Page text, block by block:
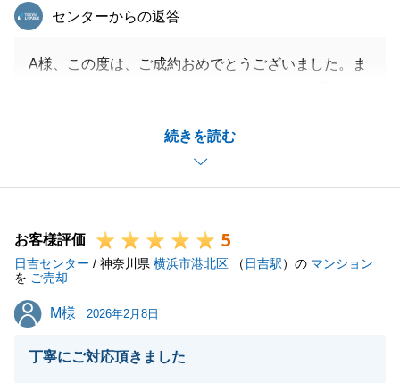
閉じる
続きを読む
東急リバブル
センターからの返答
A様、この度は、ご成約おめでとうございました。ま
販売活動の途中で担当者が私になったことで、A様に
は当時不安を抱えさせてしまったかもしれませんが、
こうして契約から決済までお手伝いできたこと大変光
今後も、お困りごと等ございましたら、いつでもご連
絡お待ちしております。
お客様評価 5
日吉センター / 神奈川県 横浜市港北区 （ 日吉駅）の マンション
を ご売却
M様
M様 2026年2月8日
丁寧にご対応頂きました